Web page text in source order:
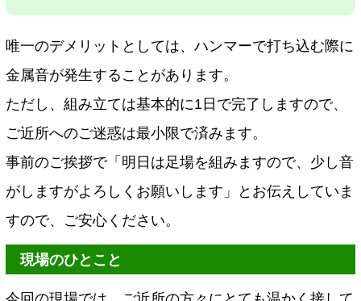
唯一のデメリットとしては、ハンマーで打ち込む際に
金属音が発生することがあります。
ただし、組み立ては基本的に1日で完了しますので、
ご近所へのご迷惑は最小限で済みます。
事前のご挨拶で「明日は足場を組みますので、少し音
がしますがよろしくお願いします」とお伝えしていま
すので、ご安心ください。
現場のひとこと